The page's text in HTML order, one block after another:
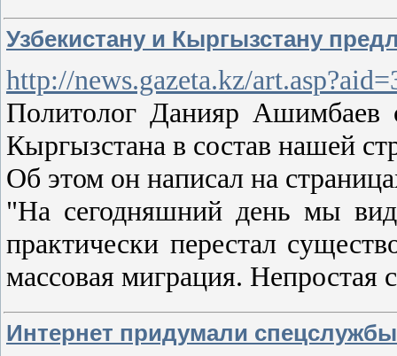
Узбекистану и Кыргызстану
http://news.gazeta.kz/
Политолог Данияр Ашимбаев
Кыргызстана в состав нашей
Об этом он написал на
"На сегодняшний день мы
практически перестал
массовая миграция. Непростая
Интернет придумали